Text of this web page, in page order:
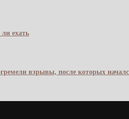
ехать
взрывы, после которых